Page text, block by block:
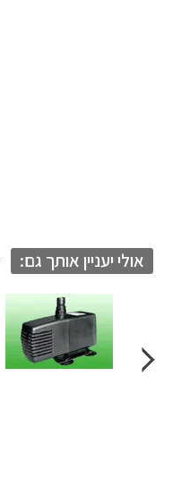
אולי יעניין אותך גם: